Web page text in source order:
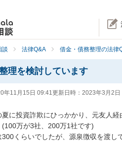
談 法律Q&A 借金・債務整理の法律
理を検討しています
年11月15日 09:41更新日時： 2023年3月2日
に投資詐欺にひっかかり、元友人
(100万が3社、200万1社です)
300くらいでしたが、源泉徴収を渡